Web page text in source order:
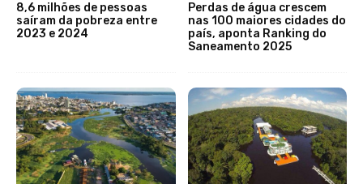
8,6 milhões de pessoas
saíram da pobreza entre
2023 e 2024
Perdas de água crescem
nas 100 maiores cidades do
país, aponta Ranking do
Saneamento 2025